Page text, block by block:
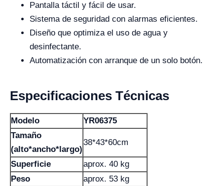
Pantalla táctil y fácil de usar.
Sistema de seguridad con alarmas eficientes.
Diseño que optimiza el uso de agua y
desinfectante.
Automatización con arranque de un solo botón.
Especificaciones Técnicas
Modelo
YR06375
Tamaño
(alto*ancho*largo)
38*43*60cm
Superficie
aprox. 40 kg
Peso
aprox. 53 kg